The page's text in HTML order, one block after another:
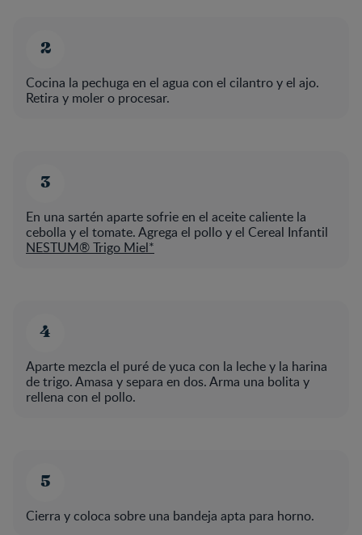
Cocina la pechuga en el agua con el cilantro y el ajo.
Retira y moler o procesar.
En una sartén aparte sofrie en el aceite caliente la
cebolla y el tomate. Agrega el pollo y el Cereal Infantil
NESTUM® Trigo Miel*
Aparte mezcla el puré de yuca con la leche y la harina
de trigo. Amasa y separa en dos. Arma una bolita y
rellena con el pollo.
Cierra y coloca sobre una bandeja apta para horno.